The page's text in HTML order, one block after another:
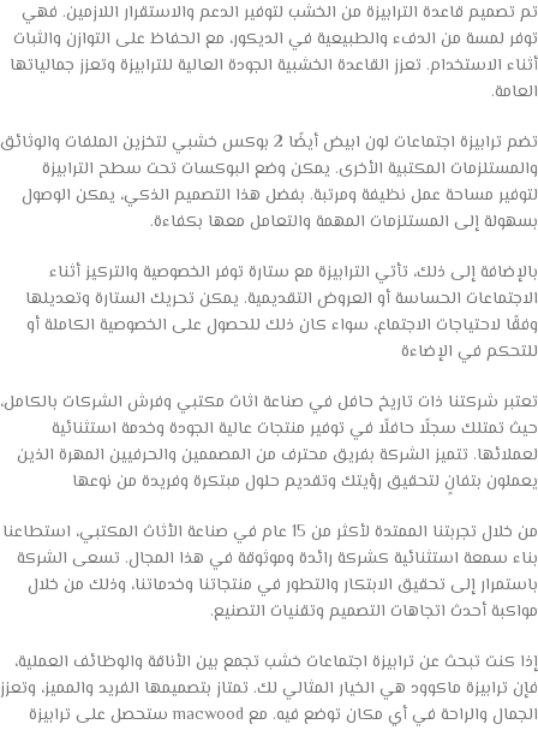
تم تصميم قاعدة الترابيزة من الخشب لتوفير الدعم والاستقرار اللازمين. فهي
توفر لمسة من الدفء والطبيعية في الديكور، مع الحفاظ على التوازن والثبات
أثناء الاستخدام. تعزز القاعدة الخشبية الجودة العالية للترابيزة وتعزز جمالياتها
العامة.
تضم ترابيزة اجتماعات لون ابيض أيضًا 2 بوكس خشبي لتخزين الملفات والوثائق
والمستلزمات المكتبية الأخرى. يمكن وضع البوكسات تحت سطح الترابيزة
لتوفير مساحة عمل نظيفة ومرتبة. بفضل هذا التصميم الذكي، يمكن الوصول
بسهولة إلى المستلزمات المهمة والتعامل معها بكفاءة.
بالإضافة إلى ذلك، تأتي الترابيزة مع ستارة توفر الخصوصية والتركيز أثناء
الاجتماعات الحساسة أو العروض التقديمية. يمكن تحريك الستارة وتعديلها
وفقًا لاحتياجات الاجتماع، سواء كان ذلك للحصول على الخصوصية الكاملة أو
للتحكم في الإضاءة
تعتبر شركتنا ذات تاريخ حافل في صناعة اثاث مكتبي وفرش الشركات بالكامل،
حيث تمتلك سجلًا حافلًا في توفير منتجات عالية الجودة وخدمة استثنائية
لعملائها. تتميز الشركة بفريق محترف من المصممين والحرفيين المهرة الذين
يعملون بتفانٍ لتحقيق رؤيتك وتقديم حلول مبتكرة وفريدة من نوعها
من خلال تجربتنا الممتدة لأكثر من 15 عام في صناعة الأثاث المكتبي، استطاعنا
بناء سمعة استثنائية كشركة رائدة وموثوقة في هذا المجال. تسعى الشركة
باستمرار إلى تحقيق الابتكار والتطور في منتجاتنا وخدماتنا، وذلك من خلال
مواكبة أحدث اتجاهات التصميم وتقنيات التصنيع.
إذا كنت تبحث عن ترابيزة اجتماعات خشب تجمع بين الأناقة والوظائف العملية،
فإن ترابيزة ماكوود هي الخيار المثالي لك. تمتاز بتصميمها الفريد والمميز، وتعزز
الجمال والراحة في أي مكان توضع فيه. مع macwood ستحصل على ترابيزة